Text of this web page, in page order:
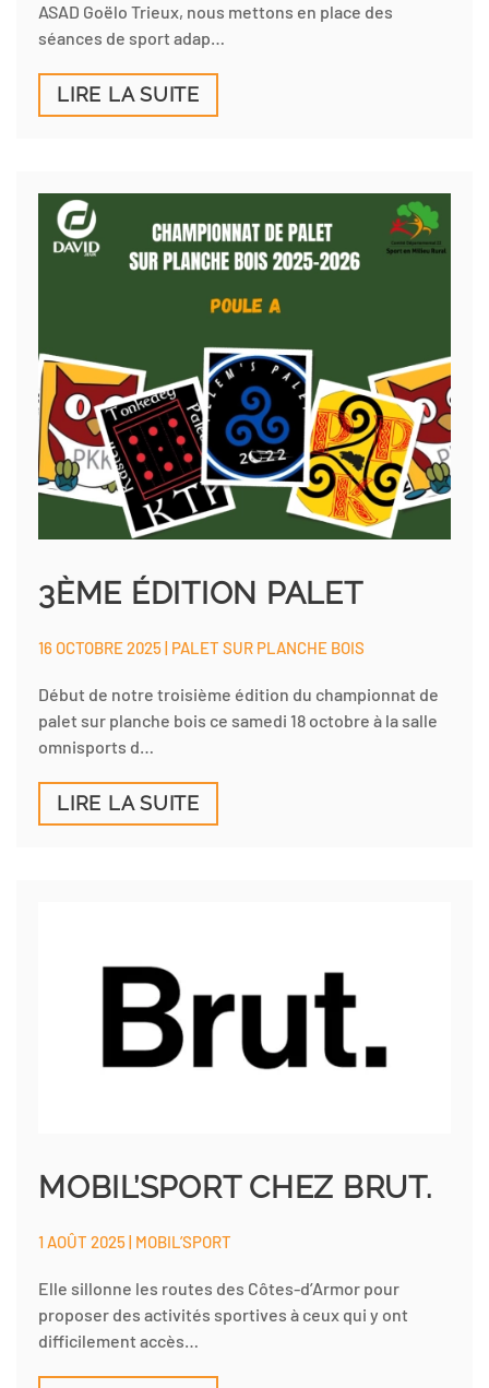
ASAD Goëlo Trieux, nous mettons en place des
séances de sport adap…
LIRE LA SUITE
3ÈME ÉDITION PALET
16 OCTOBRE 2025 | PALET SUR PLANCHE BOIS
Début de notre troisième édition du championnat de
palet sur planche bois ce samedi 18 octobre à la salle
omnisports d…
LIRE LA SUITE
MOBIL’SPORT CHEZ BRUT.
1 AOÛT 2025 | MOBIL’SPORT
Elle sillonne les routes des Côtes-d’Armor pour
proposer des activités sportives à ceux qui y ont
difficilement accès…